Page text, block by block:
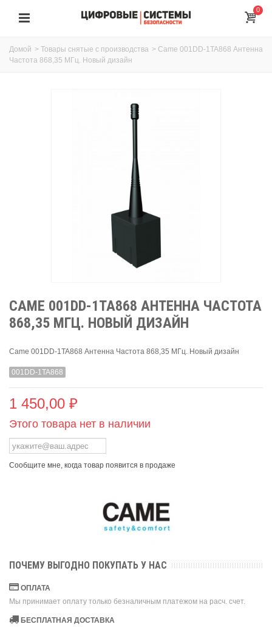
0
Домой > Товары снятые с производства > Came 001DD-1TA868 Антенна
Частота 868,35 МГц. Новый дизайн
CAME 001DD-1TA868 АНТЕННА ЧАСТОТА
868,35 МГЦ. НОВЫЙ ДИЗАЙН
Came 001DD-1TA868 Антенна Частота 868,35 МГц. Новый дизайн
001DD-1TA868
1 450,00 ₽
Этого товара нет в наличии
Сообщите мне, когда товар появится в продаже
ПОЧЕМУ ВЫГОДНО ПОКУПАТЬ У НАС
ОПЛАТА
Мы принимает оплату только безналичным платежом на расч. счет.
БЕСПЛАТНАЯ ДОСТАВКА